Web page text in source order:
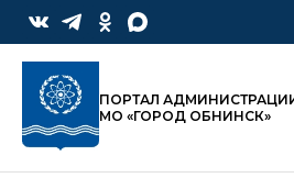
ПОРТАЛ
МО «ГОРОД ОБНИНСК»